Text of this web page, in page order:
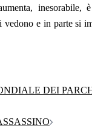
inesorabile,
vedono e in parte si
DEI